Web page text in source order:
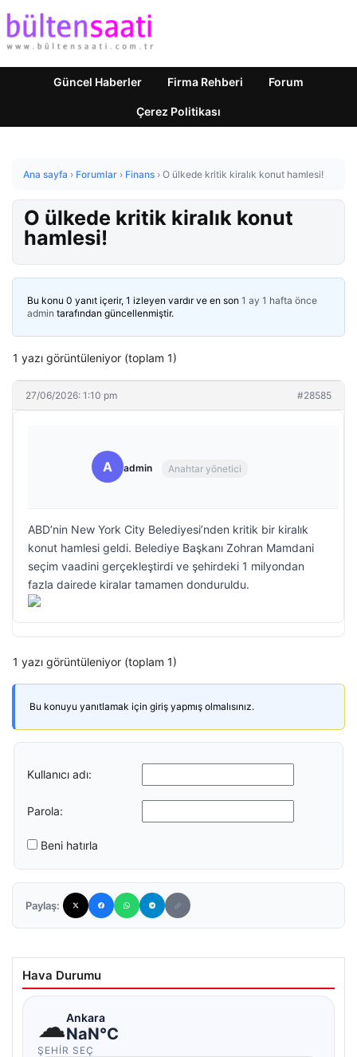
Güncel Haberler Firma Rehberi Forum
Çerez Politikası
Ana sayfa › Forumlar › Finans › O ülkede kritik kiralık konut hamlesi!
O ülkede kritik kiralık konut
hamlesi!
Bu konu 0 yanıt içerir, 1 izleyen vardır ve en son 1 ay 1 hafta önce
admin tarafından güncellenmiştir.
1 yazı görüntüleniyor (toplam 1)
27/06/2026: 1:10 pm #28585
A admin Anahtar yönetici
ABD’nin New York City Belediyesi’nden kritik bir kiralık
konut hamlesi geldi. Belediye Başkanı Zohran Mamdani
seçim vaadini gerçekleştirdi ve şehirdeki 1 milyondan
fazla dairede kiralar tamamen donduruldu.
1 yazı görüntüleniyor (toplam 1)
Bu konuyu yanıtlamak için giriş yapmış olmalısınız.
Kullanıcı adı:
Parola:
Beni hatırla
Paylaş:
Hava Durumu
☁Ankara
NaN°C
ŞEHIR SEÇ